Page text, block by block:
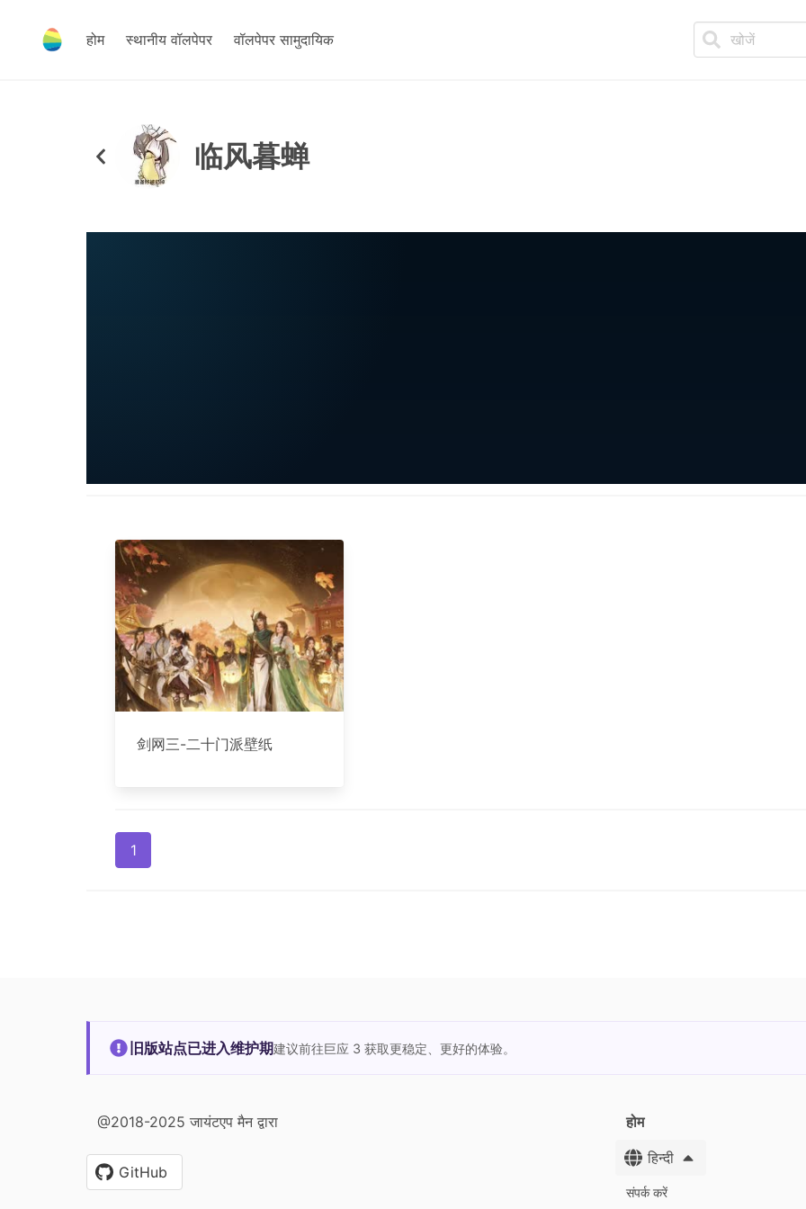
होम स्थानीय वॉलपेपर वॉलपेपर सामुदायिक
临风暮蝉
剑网三-二十门派壁纸
1
旧版站点已进入维护期建议前往巨应 3 获取更稳定、更好的体验。
@2018-2025 जायंटएप मैन द्वारा
GitHub
होम
हिन्दी
संपर्क करें